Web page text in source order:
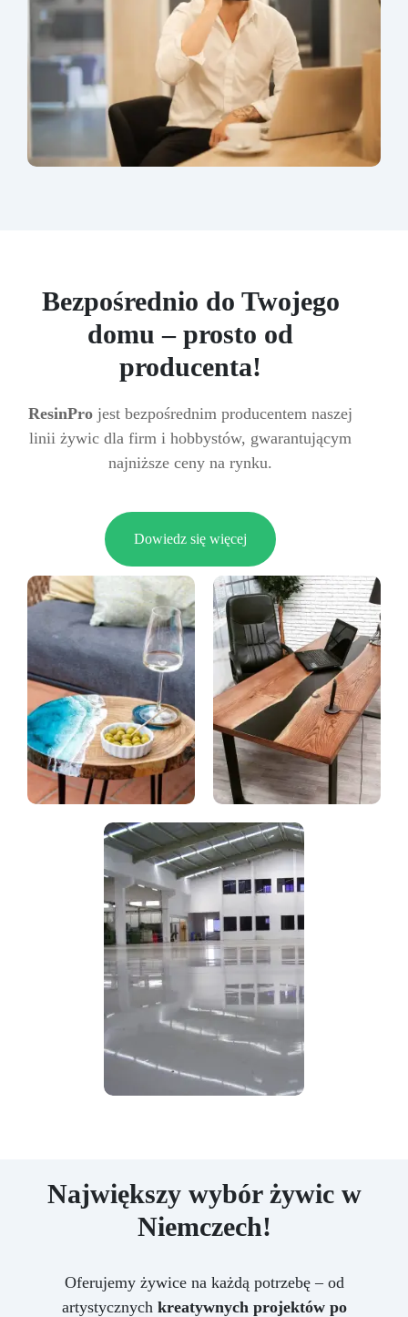
Bezpośrednio do Twojego
domu – prosto od
producenta!
ResinPro jest bezpośrednim producentem naszej
linii żywic dla firm i hobbystów, gwarantującym
najniższe ceny na rynku.
Dowiedz się więcej
Największy wybór żywic w
Niemczech!
Oferujemy żywice na każdą potrzebę – od
artystycznych kreatywnych projektów po